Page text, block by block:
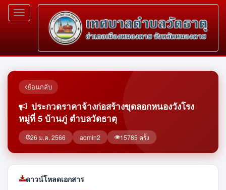
Toggle
navigation
ย้อนกลับ
ประกวดราคาจ้างก่อสร้างขุดลอกหนองวังโรง
หมู่ที่ 5 บ้านภู่ ตำบลวัดธาตุ
26 ม.ค. 2566 admin2 15785 ครั้ง
ดาวน์โหลดเอกสาร